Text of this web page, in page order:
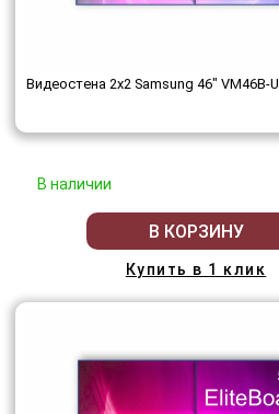
Видеостена 2x2 Samsung 46" VM46B-U
В наличии
В КОРЗИНУ
Купить в 1 клик